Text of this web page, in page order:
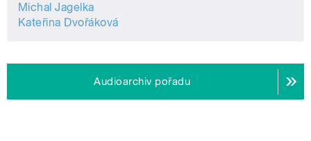
Michal Jagelka
Kateřina Dvořáková
Audioarchiv pořadu